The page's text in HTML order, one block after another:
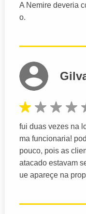
A Nemire deveria
o.
fui duas vezes na
ma funcionaria!
pouco, pois as
atacado estavam
ue apareçe na